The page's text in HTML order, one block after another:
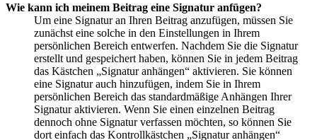
Wie kann ich meinem Beitrag eine Signatur anfügen?
Um eine Signatur an Ihren Beitrag anzufügen, müssen Sie
zunächst eine solche in den Einstellungen in Ihrem
persönlichen Bereich entwerfen. Nachdem Sie die Signatur
erstellt und gespeichert haben, können Sie in jedem Beitrag
das Kästchen „Signatur anhängen“ aktivieren. Sie können
eine Signatur auch hinzufügen, indem Sie in Ihrem
persönlichen Bereich das standardmäßige Anhängen Ihrer
Signatur aktivieren. Wenn Sie einen einzelnen Beitrag
dennoch ohne Signatur verfassen möchten, so können Sie
dort einfach das Kontrollkästchen „Signatur anhängen“